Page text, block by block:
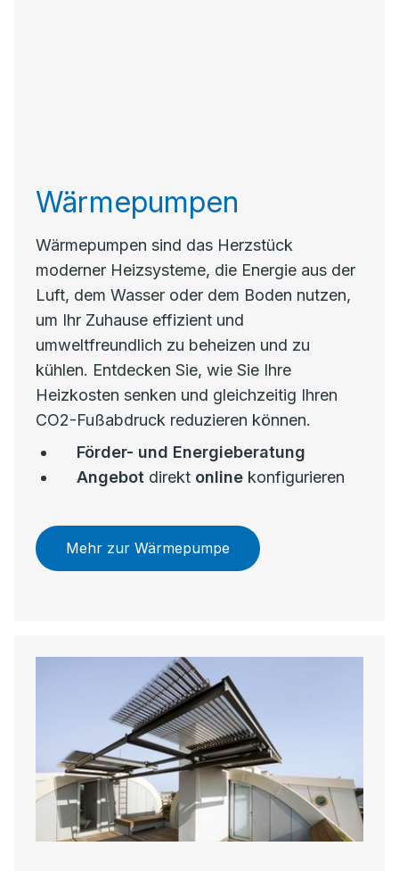
Wärmepumpen
Wärmepumpen sind das Herzstück
moderner Heizsysteme, die Energie aus der
Luft, dem Wasser oder dem Boden nutzen,
um Ihr Zuhause effizient und
umweltfreundlich zu beheizen und zu
kühlen. Entdecken Sie, wie Sie Ihre
Heizkosten senken und gleichzeitig Ihren
CO2-Fußabdruck reduzieren können.
Förder- und Energieberatung
Angebot direkt online konfigurieren
Mehr zur Wärmepumpe